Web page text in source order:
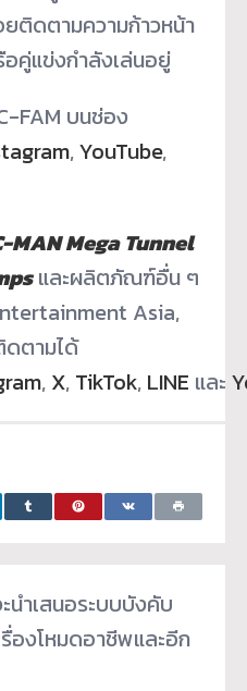
ติดตามความก้าวหน้า
อคู่แข่งกำลังเล่นอยู่
FAM บนช่อง
,YouTube,
MAN Mega Tunnel
และผลิตภัณฑ์อื่น ๆ
Asia,
ตามได้
, X, TikTok, LINE และ
นำเสนอระบบบังคับ
องโหมดอาชีพและอีก